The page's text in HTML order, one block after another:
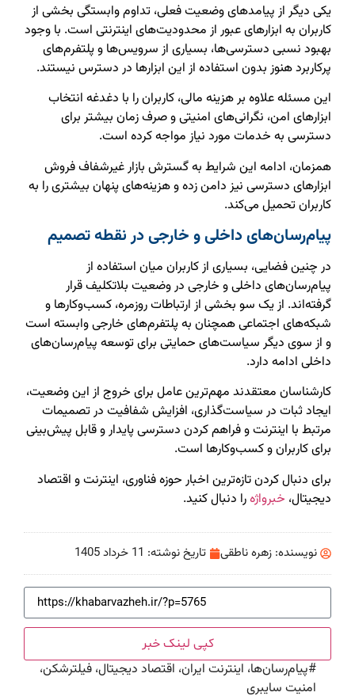
یکی دیگر از پیامدهای وضعیت فعلی، تداوم وابستگی بخشی از
کاربران به ابزارهای عبور از محدودیت‌های اینترنتی است. با وجود
بهبود نسبی دسترسی‌ها، بسیاری از سرویس‌ها و پلتفرم‌های
پرکاربرد هنوز بدون استفاده از این ابزارها در دسترس نیستند.
این مسئله علاوه بر هزینه مالی، کاربران را با دغدغه انتخاب
ابزارهای امن، نگرانی‌های امنیتی و صرف زمان بیشتر برای
دسترسی به خدمات مورد نیاز مواجه کرده است.
همزمان، ادامه این شرایط به گسترش بازار غیرشفاف فروش
ابزارهای دسترسی نیز دامن زده و هزینه‌های پنهان بیشتری را به
کاربران تحمیل می‌کند.
پیام‌رسان‌های داخلی و خارجی در نقطه تصمیم
در چنین فضایی، بسیاری از کاربران میان استفاده از
پیام‌رسان‌های داخلی و خارجی در وضعیت بلاتکلیف قرار
گرفته‌اند. از یک سو بخشی از ارتباطات روزمره، کسب‌وکارها و
شبکه‌های اجتماعی همچنان به پلتفرم‌های خارجی وابسته است
و از سوی دیگر سیاست‌های حمایتی برای توسعه پیام‌رسان‌های
داخلی ادامه دارد.
کارشناسان معتقدند مهم‌ترین عامل برای خروج از این وضعیت،
ایجاد ثبات در سیاست‌گذاری، افزایش شفافیت در تصمیمات
مرتبط با اینترنت و فراهم کردن دسترسی پایدار و قابل پیش‌بینی
برای کاربران و کسب‌وکارها است.
برای دنبال کردن تازه‌ترین اخبار حوزه فناوری، اینترنت و اقتصاد
دیجیتال، خبرواژهرا دنبال کنید.
نویسنده: زهره ناطقی تاریخ نوشته: 11 خرداد 1405
کپی لینک خبر
#پیام‌رسان‌ها، اینترنت ایران، اقتصاد دیجیتال، فیلترشکن،
امنیت سایبری